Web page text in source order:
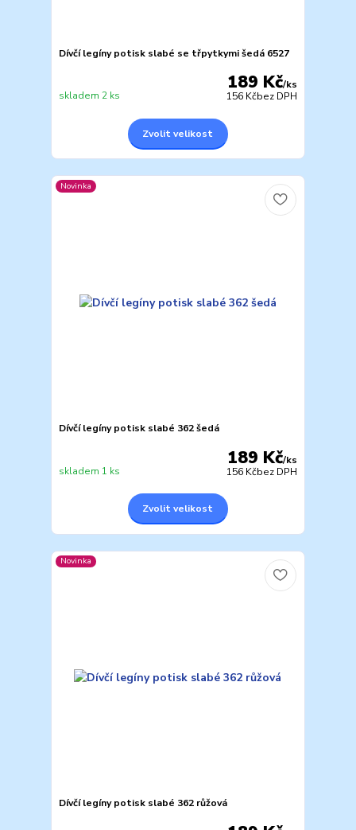
Dívčí legíny potisk slabé se třpytkymi šedá 6527
189 Kč/ks
156 Kčbez DPH
skladem 2 ks
Zvolit velikost
Novinka
Dívčí legíny potisk slabé 362 šedá
189 Kč/ks
156 Kčbez DPH
skladem 1 ks
Zvolit velikost
Novinka
Dívčí legíny potisk slabé 362 růžová